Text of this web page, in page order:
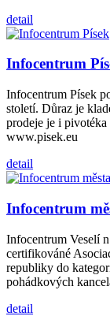
detail
Infocentrum
Infocentrum Písek
století. Důraz je
prodeje je i
www.pisek.eu
detail
Infocentrum
Infocentrum Veselí
certifikováné
republiky do
pohádkových
detail